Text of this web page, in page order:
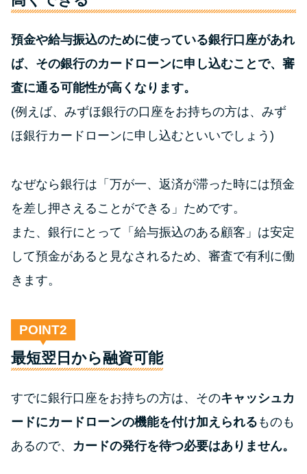
合わせ先とシーン別の問い合わ
預金や給与振込のために使っている銀行口座があれ
ば、その銀行のカードローンに申し込むことで、審
査に通る可能性が高くなります。
(例えば、みずほ銀行の口座をお持ちの方は、みず
ほ銀行カードローンに申し込むといいでしょう)
なぜなら銀行は「万が一、返済が滞った時には預金
を差し押さえることができる」ためです。
また、銀行にとって「給与振込のある顧客」は安定
して預金があると見なされるため、審査で有利に働
きます。
POINT
最短翌日から融資可能
すでに銀行口座をお持ちの方は、そのキャッシュカ
ードにカードローンの機能を付け加えられる ものも
あるので、 カードの発行を待つ必要はありません。